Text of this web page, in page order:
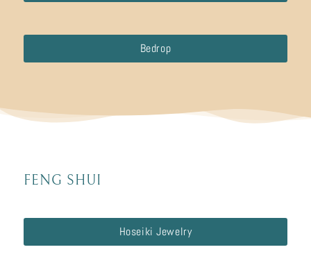
Bedrop
FENG SHUI
Hoseiki Jewelry